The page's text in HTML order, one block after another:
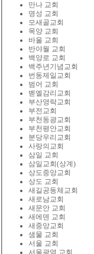
만나 교회
명성 교회
모새골교회
목양 교회
바울 교회
반야월 교회
백양로 교회
백주년기념교회
번동제일교회
범어 교회
벧엘감리교회
부산영락교회
부전교회
부천동광교회
부천평안교회
분당우리교회
사랑의교회
삼일 교회
삼일교회(상계)
상도중앙교회
상도 교회
새길공동체교회
새로남교회
새문안 교회
새에덴 교회
새중앙교회
샘물 교회
서울 교회
서울광염 교회